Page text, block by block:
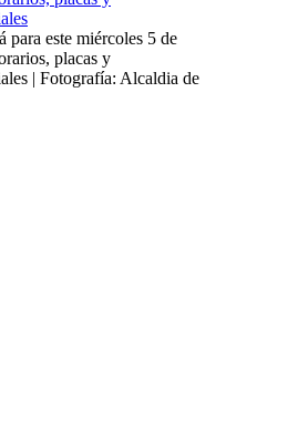
para este miércoles 5 de
placas y
| Fotografía: Alcaldia de